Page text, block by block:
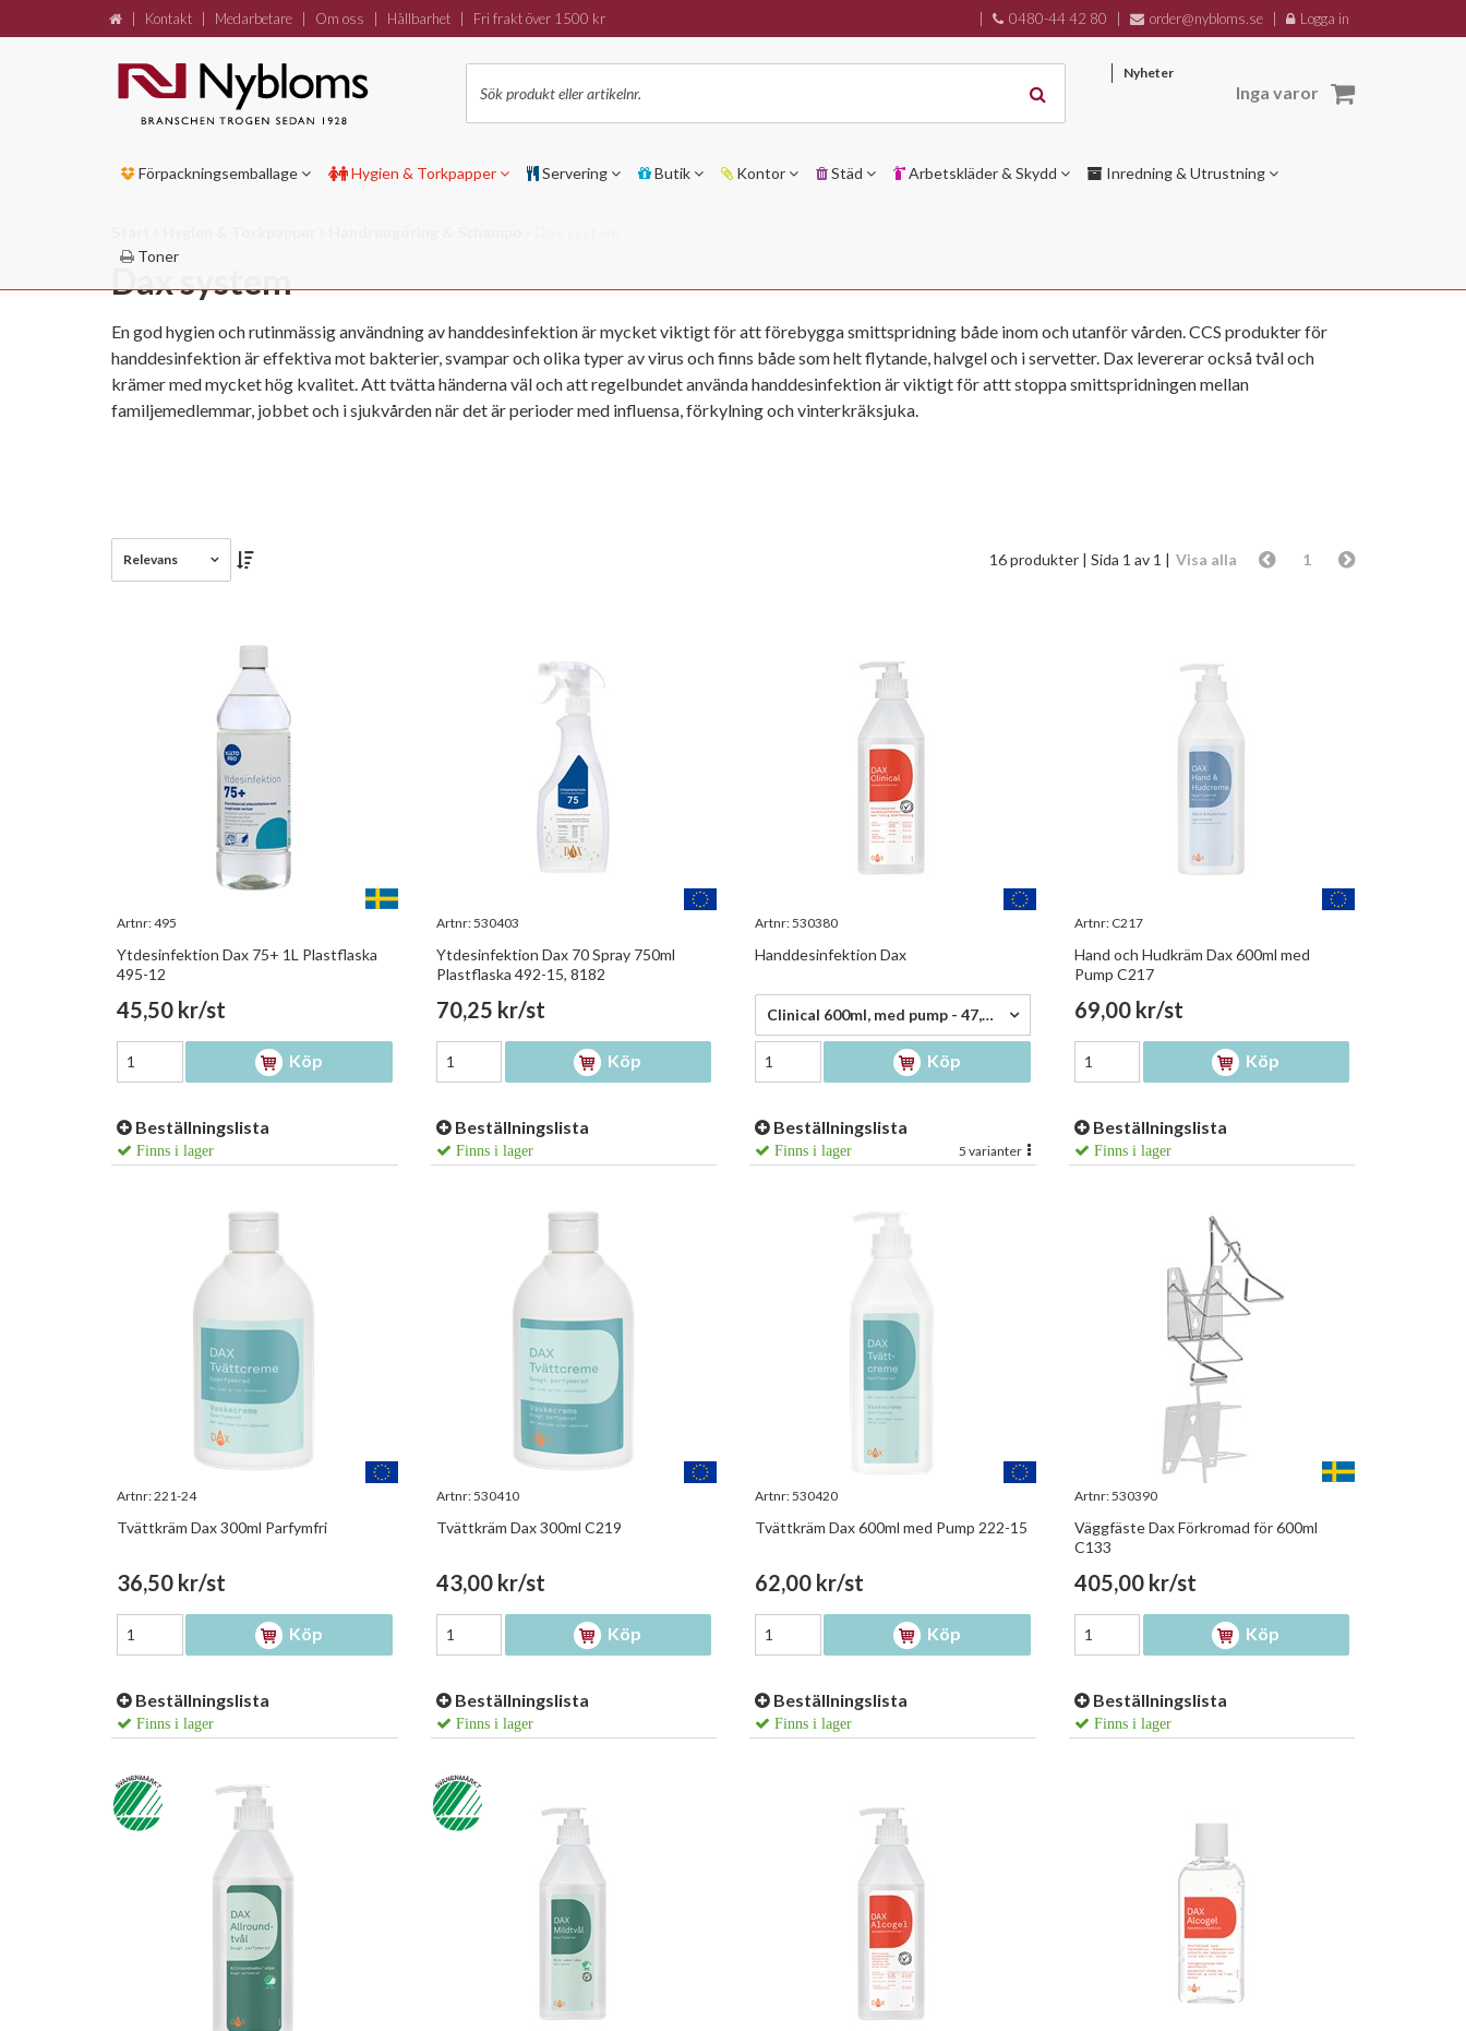
Dax system
En god hygien och rutinmässig användning av handdesinfektion är mycket viktigt för att förebygga smittspridning både inom och utanför vården. CCS produkter för
handdesinfektion är effektiva mot bakterier, svampar och olika typer av virus och finns både som helt flytande, halvgel och i servetter. Dax levererar också tvål och
krämer med mycket hög kvalitet. Att tvätta händerna väl och att regelbundet använda handdesinfektion är viktigt för attt stoppa smittspridningen mellan
familjemedlemmar, jobbet och i sjukvården när det är perioder med influensa, förkylning och vinterkräksjuka.
Relevans 1
Visa alla
16 produkter | Sida 1 av 1 |
Artnr:495
Ytdesinfektion Dax 75+ 1L Plastflaska
495-12
45,50 kr/st
Köp
Beställningslista
Finns i lager
Artnr:530403
Ytdesinfektion Dax 70 Spray 750ml
Plastflaska 492-15, 8182
70,25 kr/st
Köp
Beställningslista
Finns i lager
Artnr:530380
Handdesinfektion Dax
47,00 kr/st Clinical 600ml, med pump - 47,00 kr/st
Köp
Beställningslista
Finns i lager 5 varianter
Artnr: C217
Hand och Hudkräm Dax 600ml med
Pump C217
69,00 kr/st
Köp
Beställningslista
Finns i lager
Artnr:221-24
Tvättkräm Dax 300ml Parfymfri
36,50 kr/st
Köp
Beställningslista
Finns i lager
Artnr:530410
Tvättkräm Dax 300ml C219
43,00 kr/st
Köp
Beställningslista
Finns i lager
Artnr:530420
Tvättkräm Dax 600ml med Pump 222-15
62,00 kr/st
Köp
Beställningslista
Finns i lager
Artnr:530390
Väggfäste Dax Förkromad för 600ml
C133
405,00 kr/st
Köp
Beställningslista
Finns i lager
Kontakt Medarbetare Om oss Hållbarhet Fri frakt över 1500 kr 0480-44 42 80 order@nybloms.se Logga in
Nyheter
Inga varor
Förpackningsemballage Hygien & Torkpapper Servering Butik Kontor Städ Arbetskläder & Skydd Inredning & Utrustning
Toner